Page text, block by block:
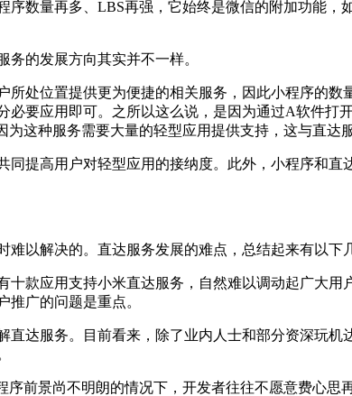
量再多、LBS再强，它始终是微信的附加功能，
的发展方向其实并不一样。
位置提供更为便捷的相关服务，因此小程序的数
要应用即可。之所以这么说，是因为通过A软件打
这种服务需要大量的轻型应用提供支持，这与直达
高用户对轻型应用的接纳度。此外，小程序和直
以解决的。直达服务发展的难点，总结起来有以下
应用支持小米直达服务，自然难以调动起广大用
广的问题是重点。
服务。目前看来，除了业内人士和部分资深玩机
景尚不明朗的情况下，开发者往往不愿意费心思